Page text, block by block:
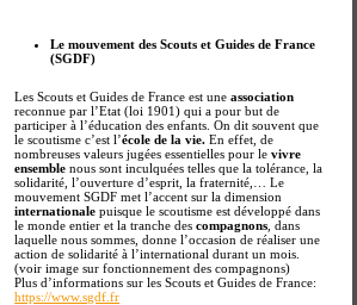
Le mouvement des Scouts et Guides de France
(SGDF)
Les Scouts et Guides de France est uneassociation
reconnue par l’Etat (loi 1901) qui a pour but de
participer à l’éducation des enfants. On dit souvent que
le scoutisme c’est l’école de la vie.En effet, de
nombreuses valeurs jugées essentielles pour levivre
ensemble nous sont inculquées telles que la tolérance, la
solidarité, l’ouverture d’esprit, la fraternité,… Le
mouvement SGDF met l’accent sur la dimension
internationale puisque le scoutisme est développé dans
le monde entier et la tranche descompagnons , dans
laquelle nous sommes, donne l’occasion de réaliser une
action de solidarité à l’international durant un mois.
(voir image sur fonctionnement des compagnons)
Plus d’informations sur les Scouts et Guides de France:
https://www.sgdf.fr